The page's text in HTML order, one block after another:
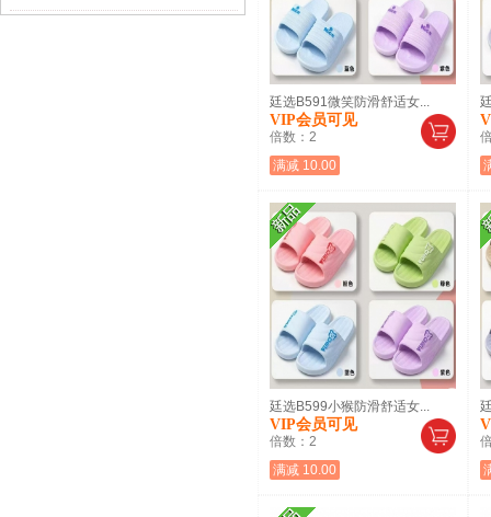
廷选B591微笑防滑舒适女...
VIP会员可见
倍数： 2
满减 10.00
廷选B599小猴防滑舒适女...
VIP会员可见
倍数： 2
满减 10.00